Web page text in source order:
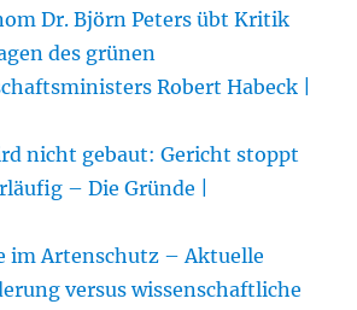
Dr. Björn Peters übt Kritik
des grünen
Robert Habeck |
nicht gebaut: Gericht stoppt
– Die Gründe |
im Artenschutz – Aktuelle
versus wissenschaftliche